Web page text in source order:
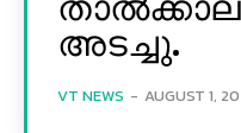
അടച്ചു.
VT NEWS - AUGUST 1,